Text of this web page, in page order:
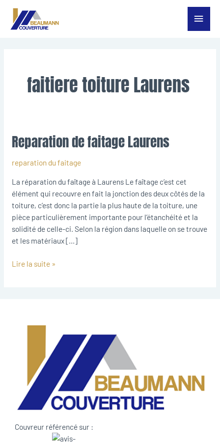
Aller
Menu
faitiere toiture Laurens
Reparation de faitage Laurens
reparation du faitage
La réparation du faîtage à Laurens Le faîtage c’est cet
élément qui recouvre en fait la jonction des deux côtés de la
toiture, c’est donc la partie la plus haute de la toiture, une
pièce particulièrement importante pour l’étanchéité et la
solidité de celle-ci. Selon la région dans laquelle on se trouve
et les matériaux […]
Reparation
de
faitage
Lire la suite »
Couvreur référencé sur :